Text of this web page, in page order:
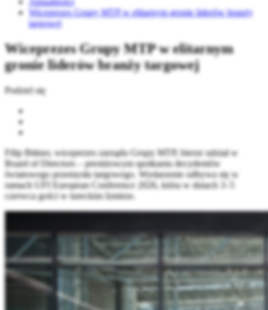
Wiceprezes Grupy MTP w elitarnym gronie liderów branży
targowej
Wiceprezes Grupy MTP w elitarnym
gronie liderów branży targowej
Podziel się
Filip Bittner, wiceprezes zarządu Grupy MTP, bierze udział w
Board of Directors – prestiżowym spotkaniu decydentów
światowego przemysłu targowego. Wydarzenie odbywa się w
ramach UFI European Conference 2026, która w dniach 3–5
czerwca gości w tureckim Izmirze.